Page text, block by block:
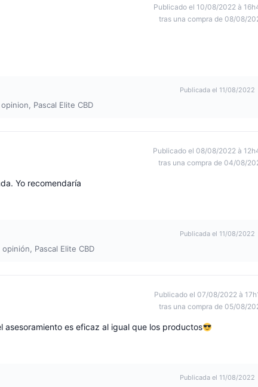
Publicado el 10/08/2022 à
tras una compra de 08/08/
Publicada el 11/08/2022
Pascal Elite CBD
Publicado el 08/08/2022 à
tras una compra de 04/08/
Yo recomendaría
Publicada el 11/08/2022
Pascal Elite CBD
Publicado el 07/08/2022 à
tras una compra de 05/08/
es eficaz al igual que los productos
Publicada el 11/08/2022